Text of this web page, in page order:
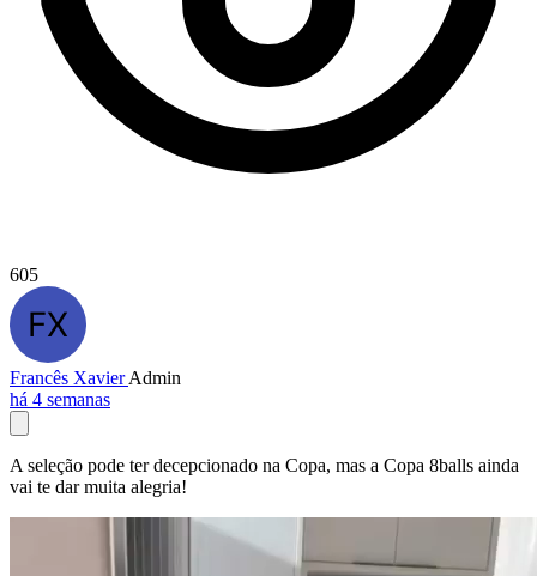
605
Francês XavierAdmin
há 4 semanas
A seleção pode ter decepcionado na Copa, mas a Copa 8balls ainda
vai te dar muita alegria!